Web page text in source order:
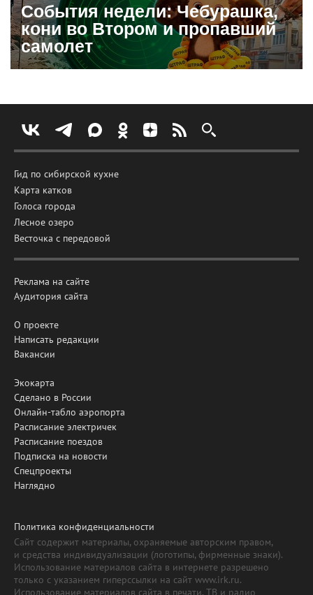
События недели: Чебурашка,
кони во Втором и пропавший
самолет
Гид по сибирской кухне
Карта катков
Голоса города
Лесное озеро
Весточка с передовой
Реклама на сайте
Аудитория сайта
О проекте
Написать редакции
Вакансии
Экокарта
Сделано в России
Онлайн-табло аэропорта
Расписание электричек
Расписание поездов
Подписка на новости
Спецпроекты
Наглядно
Политика конфиденциальности
Сайт содержит материалы, охраняемые авторским правом,
и средства индивидуализации (логотипы, фирменные знаки).
Использование материалов сайта в интернете разрешено
только с указанием гиперссылки на сайт www.irk.ru.
Использование материалов сайта в печати, ТВ и радио